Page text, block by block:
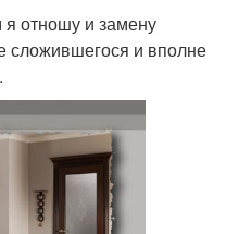
отношу и замену
и вполне